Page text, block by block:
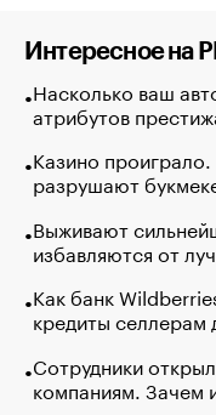
Интересное на
Насколько ваш
атрибутов
Казино
разрушают
Выживают
избавляются от
Как банк
кредиты селлерам
Сотрудники
компаниям. Зачем